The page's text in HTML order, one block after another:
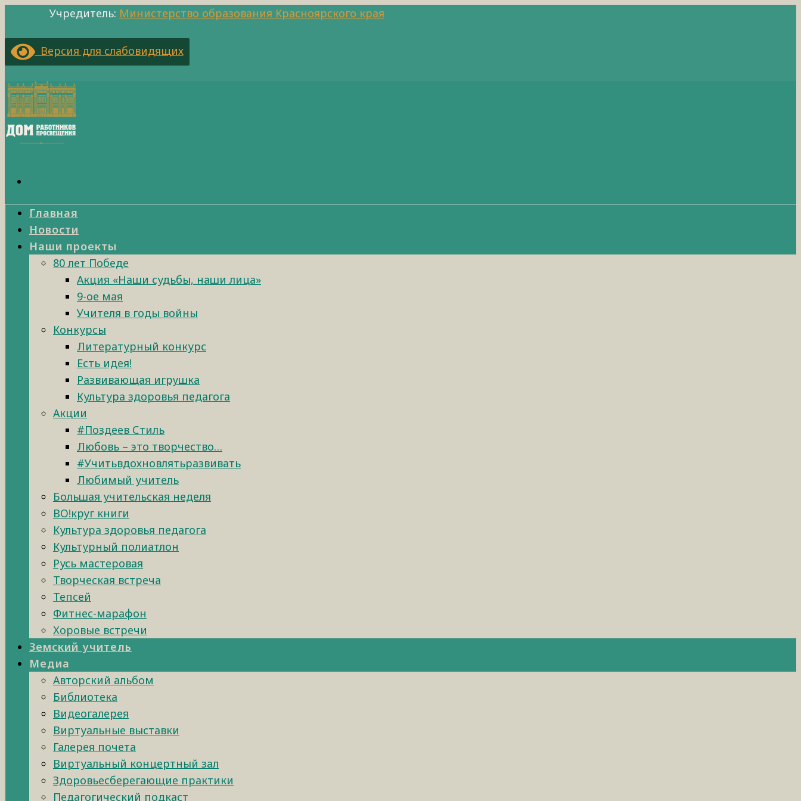
Учредитель: Министерство образования Красноярского края
Версия для слабовидящих
Главная
Новости
Наши проекты
80 лет Победе
Акция «Наши судьбы, наши лица»
9-ое мая
Учителя в годы войны
Конкурсы
Литературный конкурс
Есть идея!
Развивающая игрушка
Культура здоровья педагога
Акции
#Поздеев Стиль
Любовь – это творчество…
#Учитьвдохновлятьразвивать
Любимый учитель
Большая учительская неделя
ВО!круг книги
Культура здоровья педагога
Культурный полиатлон
Русь мастеровая
Творческая встреча
Тепсей
Фитнес-марафон
Хоровые встречи
Земский учитель
Медиа
Авторский альбом
Библиотека
Видеогалерея
Виртуальные выставки
Галерея почета
Виртуальный концертный зал
Здоровьесберегающие практики
Педагогический подкаст